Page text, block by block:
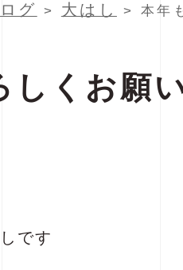
グ > 大はし
> 本年
しくお願
です